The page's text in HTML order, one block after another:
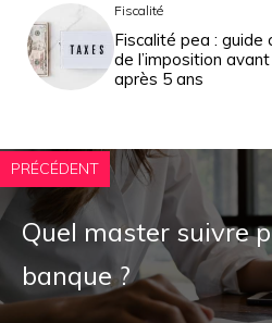
Fiscalité
Fiscalité pea : guide
de l’imposition
après 5 ans
PRÉCÉDENT
Quel master suivre
banque ?